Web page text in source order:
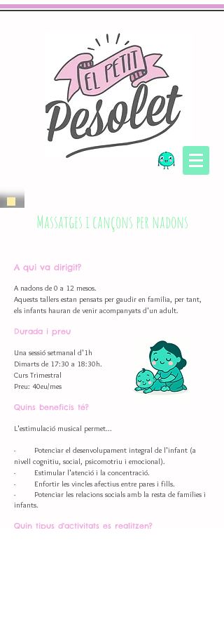
Massatges i cançons per nadons
A qui va dirigit?
A nadons de 0 a 12 mesos.
Aquests tallers estan pensats per gaudir en família, per tant,
els infants hauran de venir acompanyats d'un adult.
Durada i preu
Una sessió setmanal d'1h
Dimarts de 17:30 a 18:30h.
Curs Trimestral
Preu: 40eu/mes
Quins beneficis té?
L'estimulació musical permet...
· Potenciar el desenvolupament integral de l'infant (a
nivell cognitiu, social, psicomotriu i emocional).
· Estimular l'atenció i la concentració.
· Enfortir les vincles afectius entre pares i fills.
· Potenciar les relacions socials amb la resta de famílies i
infants.
Quin tipus d'activitats es realitzen?